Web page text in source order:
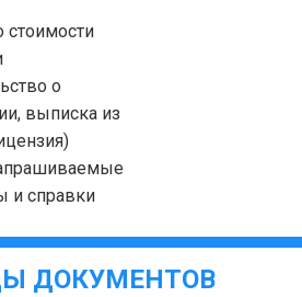
стоимости
о
выписка из
и справки
ДОКУМЕНТОВ